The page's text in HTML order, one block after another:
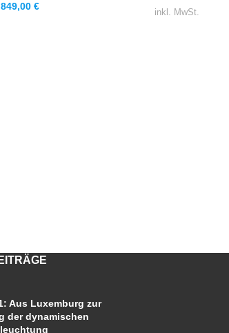
849,00 €
inkl. MwSt.
Aus Luxemburg zur
der dynamischen